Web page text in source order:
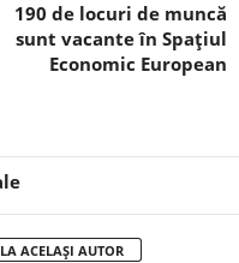
190 de locuri de muncă
sunt vacante în Spaţiul
Economic European
ACELAȘI AUTOR